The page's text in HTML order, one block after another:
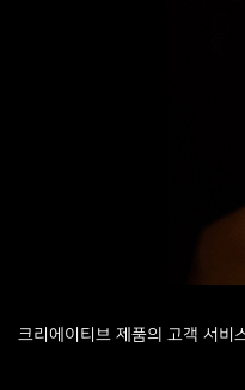
크리에이티브 제품의 고객 서